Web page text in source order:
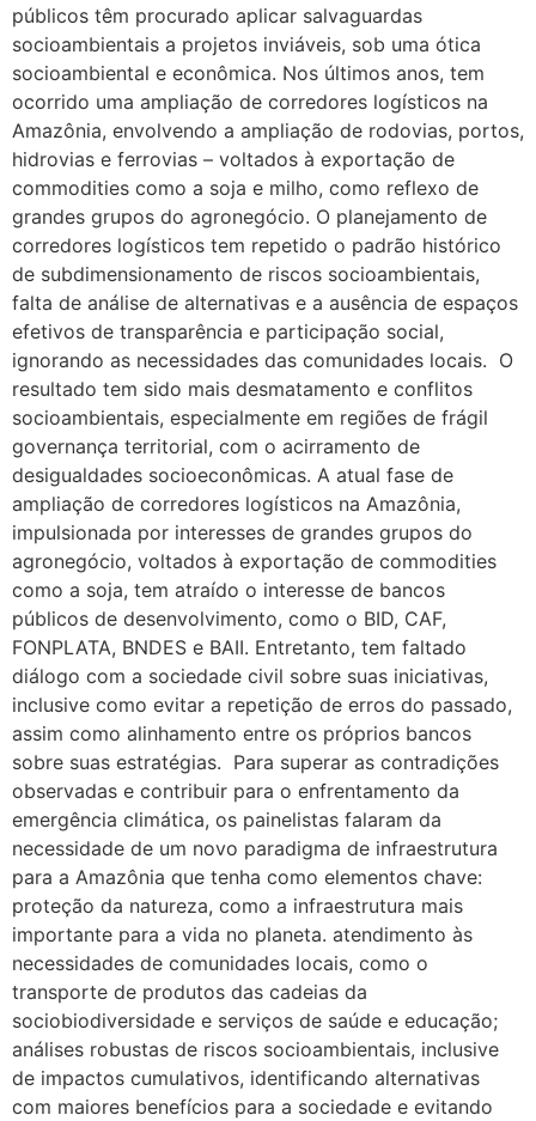
públicos têm procurado aplicar salvaguardas
socioambientais a projetos inviáveis, sob uma ótica
socioambiental e econômica. Nos últimos anos, tem
ocorrido uma ampliação de corredores logísticos na
Amazônia, envolvendo a ampliação de rodovias, portos,
hidrovias e ferrovias – voltados à exportação de
commodities como a soja e milho, como reflexo de
grandes grupos do agronegócio. O planejamento de
corredores logísticos tem repetido o padrão histórico
de subdimensionamento de riscos socioambientais,
falta de análise de alternativas e a ausência de espaços
efetivos de transparência e participação social,
ignorando as necessidades das comunidades locais. O
resultado tem sido mais desmatamento e conflitos
socioambientais, especialmente em regiões de frágil
governança territorial, com o acirramento de
desigualdades socioeconômicas. A atual fase de
ampliação de corredores logísticos na Amazônia,
impulsionada por interesses de grandes grupos do
agronegócio, voltados à exportação de commodities
como a soja, tem atraído o interesse de bancos
públicos de desenvolvimento, como o BID, CAF,
FONPLATA, BNDES e BAII. Entretanto, tem faltado
diálogo com a sociedade civil sobre suas iniciativas,
inclusive como evitar a repetição de erros do passado,
assim como alinhamento entre os próprios bancos
sobre suas estratégias. Para superar as contradições
observadas e contribuir para o enfrentamento da
emergência climática, os painelistas falaram da
necessidade de um novo paradigma de infraestrutura
para a Amazônia que tenha como elementos chave:
proteção da natureza, como a infraestrutura mais
importante para a vida no planeta. atendimento às
necessidades de comunidades locais, como o
transporte de produtos das cadeias da
sociobiodiversidade e serviços de saúde e educação;
análises robustas de riscos socioambientais, inclusive
de impactos cumulativos, identificando alternativas
com maiores benefícios para a sociedade e evitando